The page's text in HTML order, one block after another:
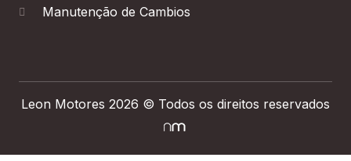
Manutenção de Cambios
Leon Motores 2026 © Todos os direitos reservados